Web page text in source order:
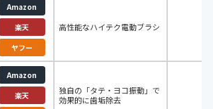
Amazon
楽天
ヤフー
高性能なハイテク電動ブラシ
Amazon
楽天
独自の「タテ・ヨコ振動」で
効果的に歯垢除去